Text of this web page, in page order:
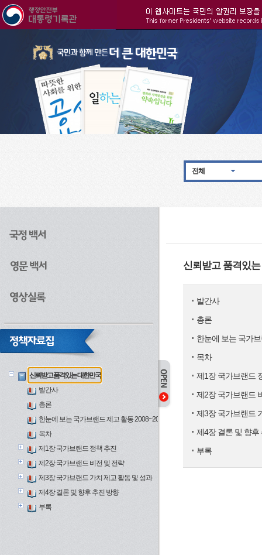
전체
신뢰받고 품격있는 대한민국
발간사
총론
한눈에 보는 국가브랜드 제고 활동 2008~2012
목차
제1장 국가브랜드 정책 추진
제2장 국가브랜드 비전 및 전략
제3장 국가브랜드 가치 제고 활동 및 성과
제4장 결론 및 향후 추진 방향
부록
신뢰받고 품격있
발간사
총론
한눈에 보는 국가
목차
제1장 국가브랜드
제2장 국가브랜드
제3장 국가브랜드
제4장 결론 및 향후
부록